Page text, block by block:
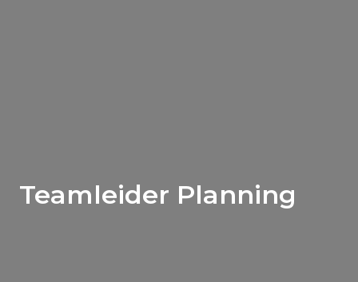
Teamleider Planning